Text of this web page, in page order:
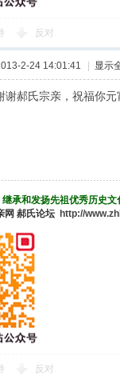
反对
2-24 14:01:41 显示
谢郝氏宗亲，祝福你
承和发扬先祖优秀历史
网 郝氏论坛 http://
反对